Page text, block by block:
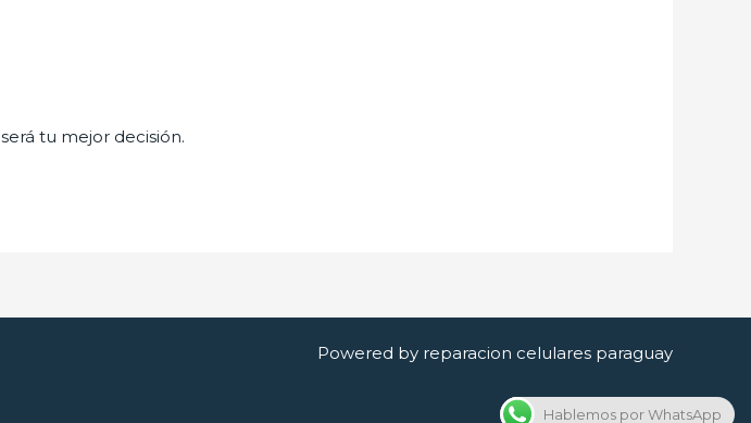
será tu mejor decisión.
Powered by reparacion celulares paraguay
Hablemos por WhatsApp